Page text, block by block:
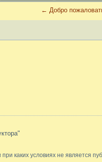
← Добро
каких условиях не является